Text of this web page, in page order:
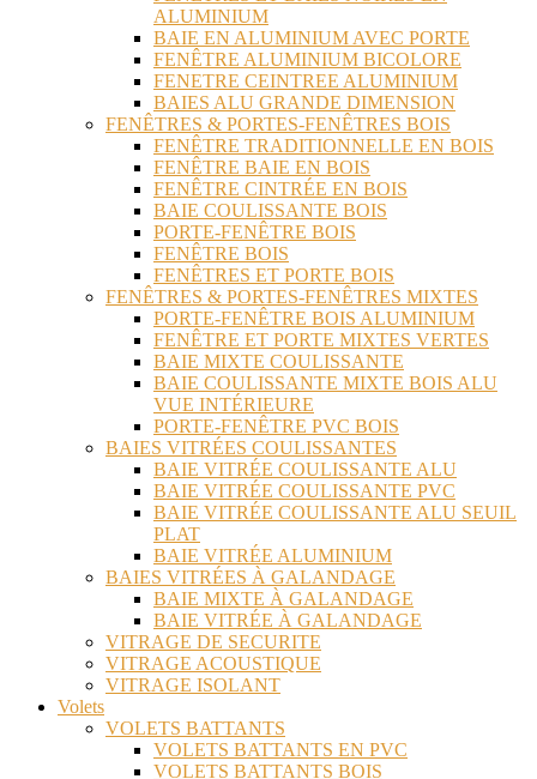
ALUMINIUM
BAIE EN ALUMINIUM AVEC PORTE
FENÊTRE ALUMINIUM BICOLORE
FENETRE CEINTREE ALUMINIUM
BAIES ALU GRANDE DIMENSION
FENÊTRES & PORTES-FENÊTRES BOIS
FENÊTRE TRADITIONNELLE EN BOIS
FENÊTRE BAIE EN BOIS
FENÊTRE CINTRÉE EN BOIS
BAIE COULISSANTE BOIS
PORTE-FENÊTRE BOIS
FENÊTRE BOIS
FENÊTRES ET PORTE BOIS
FENÊTRES & PORTES-FENÊTRES MIXTES
PORTE-FENÊTRE BOIS ALUMINIUM
FENÊTRE ET PORTE MIXTES VERTES
BAIE MIXTE COULISSANTE
BAIE COULISSANTE MIXTE BOIS ALU
VUE INTÉRIEURE
PORTE-FENÊTRE PVC BOIS
BAIES VITRÉES COULISSANTES
BAIE VITRÉE COULISSANTE ALU
BAIE VITRÉE COULISSANTE PVC
BAIE VITRÉE COULISSANTE ALU SEUIL
PLAT
BAIE VITRÉE ALUMINIUM
BAIES VITRÉES À GALANDAGE
BAIE MIXTE À GALANDAGE
BAIE VITRÉE À GALANDAGE
VITRAGE DE SECURITE
VITRAGE ACOUSTIQUE
VITRAGE ISOLANT
Volets
VOLETS BATTANTS
VOLETS BATTANTS EN PVC
VOLETS BATTANTS BOIS